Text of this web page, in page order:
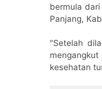
bermula
Panjang,
"Setelah
kesehatan